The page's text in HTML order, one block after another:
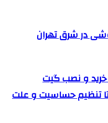
در شرق تهران
خرید و نصب گیت
تنظیم حساسیت و علت